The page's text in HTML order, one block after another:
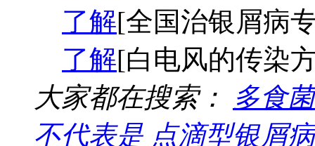
了解[全国治银屑病
了解[白电风的传染
大家都在搜索：
多食
不代表是 点滴型银屑